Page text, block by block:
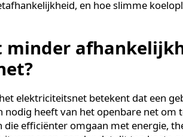
stijgende energietarieven en
steeds relevanter om kritisch te
het net. In dit artikel
netafhankelijkheid, en hoe slimme
minder